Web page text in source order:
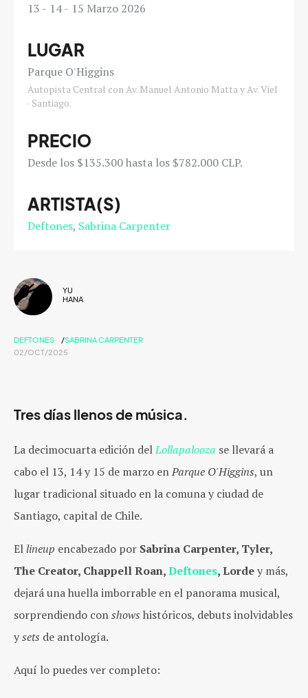
13 14 15 Marzo 2026
LUGAR
Parque O'Higgins
Autopista Central con Av. Manuel Antonio Matta y Av. Viel
· Santiago.
PRECIO
Desde los $135.300 hasta los $782.000 CLP.
ARTISTA(S)
Deftones Sabrina Carpenter
YU
HANA
DEFTONES
SABRINA CARPENTER
02/OCT/2025
Tres días llenos de música.
La decimocuarta edición delLollapalooza se llevará a
cabo el 13, 14 y 15 de marzo enParque O'Higgins, un
lugar tradicional situado en la comuna y ciudad de
Santiago, capital de Chile.
Ellineup encabezado por Sabrina Carpenter, Tyler,
The Creator, Chappell Roan,Deftones, Lordey más,
dejará una huella imborrable en el panorama musical,
sorprendiendo conshows históricos, debuts inolvidables
ysets de antología.
Aquí lo puedes ver completo: